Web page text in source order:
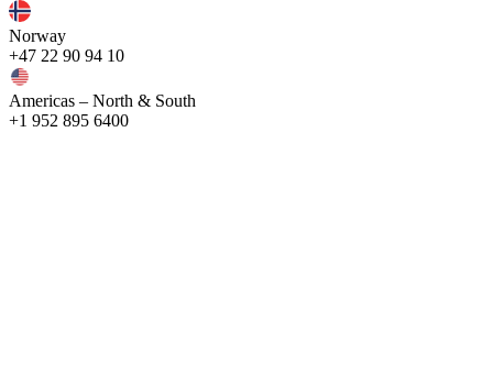
Norway
+47 22 90 94 10
Americas – North & South
+1 952 895 6400